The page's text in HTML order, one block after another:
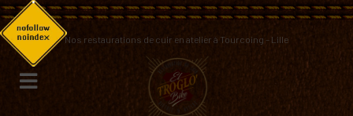
Nos restaurations de cuir en atelier à Tourcoing – Lille
Panneau de gestion des cookies